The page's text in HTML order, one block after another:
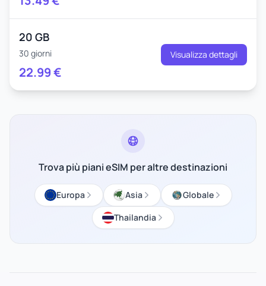
20 GB
30 giorni
22.99€
Visualizza dettagli
Trova più piani eSIM per altre destinazioni
Europa Asia
Globale
Thailandia